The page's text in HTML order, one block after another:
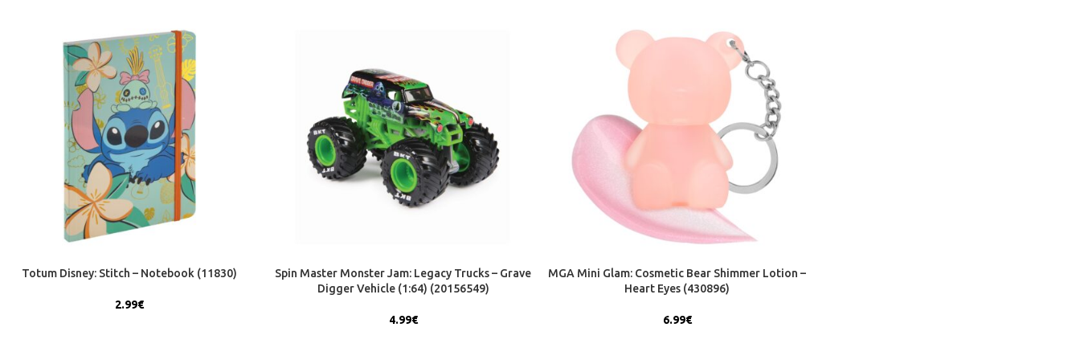
Totum Disney: Stitch – Notebook (11830)
2.99€
Spin Master Monster Jam: Legacy Trucks – Grave
Digger Vehicle (1:64) (20156549)
4.99€
MGA Mini Glam: Cosmetic Bear Shimmer Lotion –
Heart Eyes (430896)
6.99€